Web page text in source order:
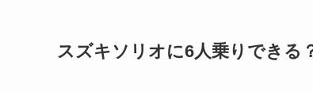
スズキソリオに6人乗りできる